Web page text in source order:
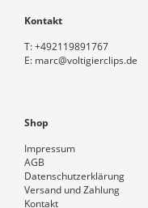
Kontakt
T:+492119891767
E: marc@voltigierclips.de
Shop
Impressum
AGB
Datenschutzerklärung
Versand und Zahlung
Kontakt